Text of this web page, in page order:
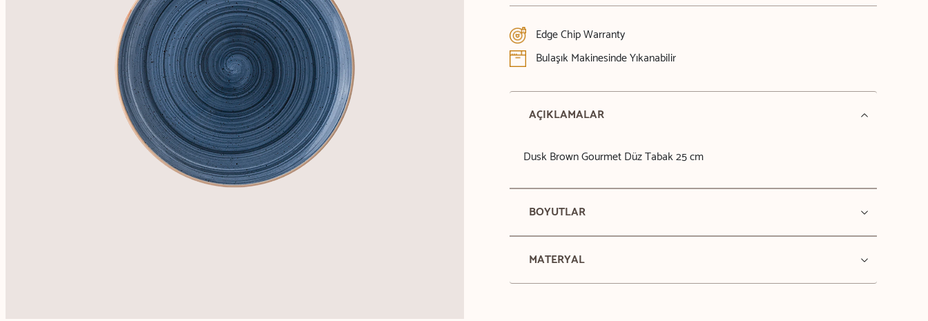
Edge Chip Warranty
Bulaşık Makinesinde Yıkanabilir
AÇIKLAMALAR
Dusk Brown Gourmet Düz Tabak 25 cm
BOYUTLAR
MATERYAL